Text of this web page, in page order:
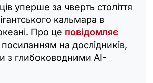
уперше за чверть століття
кальмара в
Про це повідомляє
на дослідників,
з глибоководними AI-